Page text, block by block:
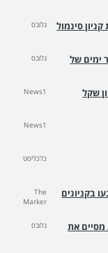
סינמול
גלובס
מקניון עיר ימים של
גלובס
News1
News1
כלכליסט
בקניונים
The
Marker
מסיים את
גלובס